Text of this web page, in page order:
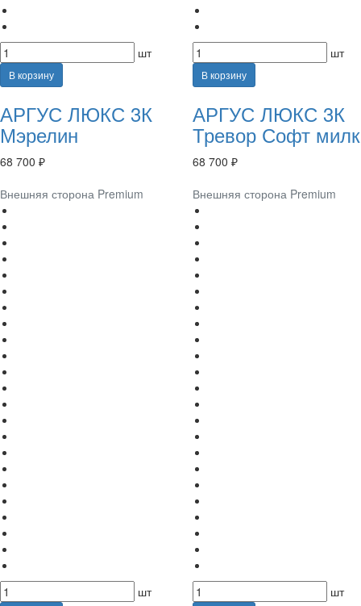
шт
В корзину
шт
В корзину
АРГУС ЛЮКС 3К
Мэрелин
68 700 ₽
Внешняя сторона Premium
шт
АРГУС ЛЮКС 3К
Тревор Софт милк
68 700 ₽
Внешняя сторона Premium
шт